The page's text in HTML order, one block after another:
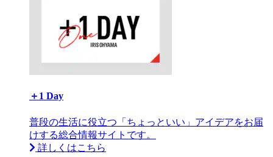
＋1 Day
普段の生活に役立つ「ちょっといい」アイデアをお届
けする総合情報サイトです。
詳しくはこちら